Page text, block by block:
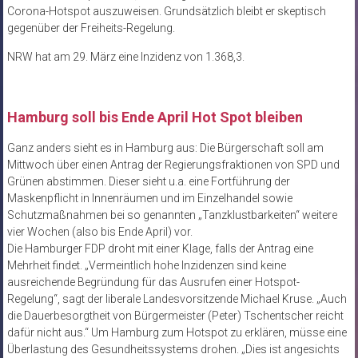
Corona-Hotspot auszuweisen. Grundsätzlich bleibt er skeptisch
gegenüber der Freiheits-Regelung.
NRW hat am 29. März eine Inzidenz von 1.368,3.
Hamburg soll bis Ende April Hot Spot bleiben
Ganz anders sieht es in Hamburg aus: Die Bürgerschaft soll am
Mittwoch über einen Antrag der Regierungsfraktionen von SPD und
Grünen abstimmen. Dieser sieht u.a. eine Fortführung der
Maskenpflicht in Innenräumen und im Einzelhandel sowie
Schutzmaßnahmen bei so genannten „Tanzklustbarkeiten“ weitere
vier Wochen (also bis Ende April) vor.
Die Hamburger FDP droht mit einer Klage, falls der Antrag eine
Mehrheit findet. „Vermeintlich hohe Inzidenzen sind keine
ausreichende Begründung für das Ausrufen einer Hotspot-
Regelung“, sagt der liberale Landesvorsitzende Michael Kruse. „Auch
die Dauerbesorgtheit von Bürgermeister (Peter) Tschentscher reicht
dafür nicht aus.“ Um Hamburg zum Hotspot zu erklären, müsse eine
Überlastung des Gesundheitssystems drohen. „Dies ist angesichts